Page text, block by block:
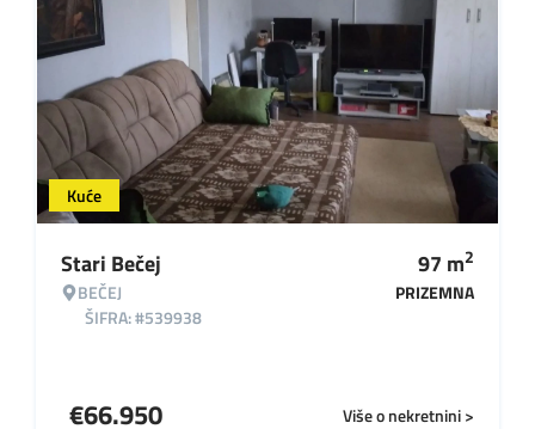
Kuće
Stari Bečej
BEČEJ
ŠIFRA: #539938
97 m2
PRIZEMNA
Više o nekretnini >
€66.950